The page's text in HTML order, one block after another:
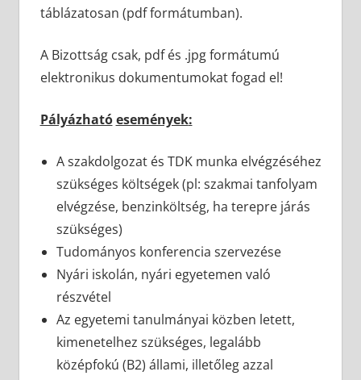
táblázatosan (pdf formátumban).
A Bizottság csak, pdf és .jpg formátumú
elektronikus dokumentumokat fogad el!
Pályázható események:
A szakdolgozat és TDK munka elvégzéséhez
szükséges költségek (pl: szakmai tanfolyam
elvégzése, benzinköltség, ha terepre járás
szükséges)
Tudományos konferencia szervezése
Nyári iskolán, nyári egyetemen való
részvétel
Az egyetemi tanulmányai közben letett,
kimenetelhez szükséges, legalább
középfokú (B2) állami, illetőleg azzal